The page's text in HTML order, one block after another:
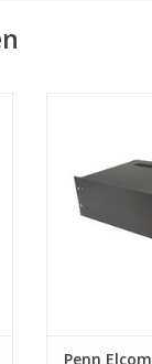
TOEVOEGEN
Penn